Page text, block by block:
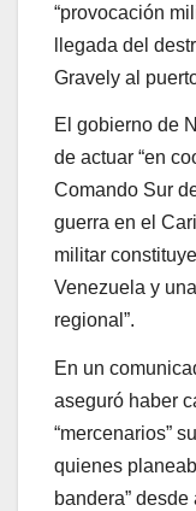
“provocación
llegada del
Gravely al
El gobierno de
de actuar “en
Comando Sur
guerra en el
militar
Venezuela y
regional”.
En un
aseguró haber
“mercenarios”
quienes
bandera”